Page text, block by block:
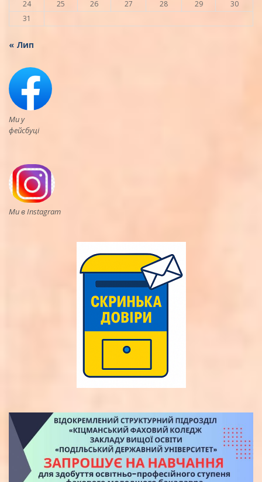
24 25 26 27 28 29
30
31
« Лип
Ми у
фейсбуці
Ми в Instagram